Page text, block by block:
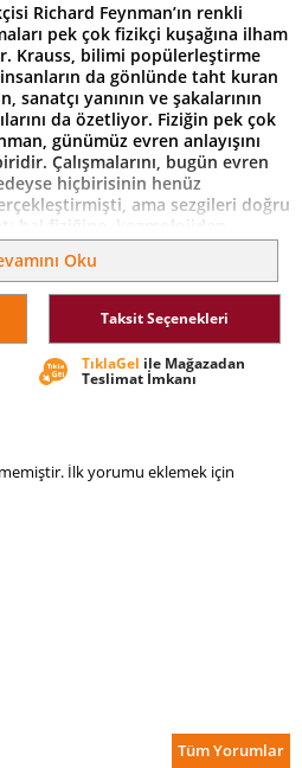
Richard Feynman’ın renkli
pek çok fizikçi kuşağına ilham
Krauss, bilimi popülerleştirme
da gönlünde taht kuran
sanatçı yanının ve şakalarının
da özetliyor. Fiziğin pek çok
günümüz evren anlayışını
Çalışmalarını, bugün evren
hiçbirisinin henüz
ama sezgileri doğru
hal fiziğine, kozmolojiden
her alanda öncüydü.
insanının olağanüstü
Maddesi ve Zihin Nasıl Çalışır
bir katkı.”
Oku
Taksit Seçenekleri
TıklaGel ile Mağazadan
Teslimat İmkanı
İlk yorumu eklemek için
Tüm Yorumlar